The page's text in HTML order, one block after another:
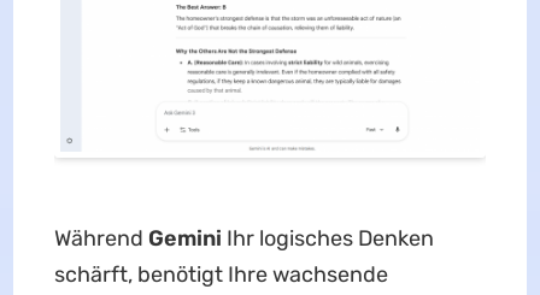
Während Gemini Ihr logisches Denken
schärft, benötigt Ihre wachsende